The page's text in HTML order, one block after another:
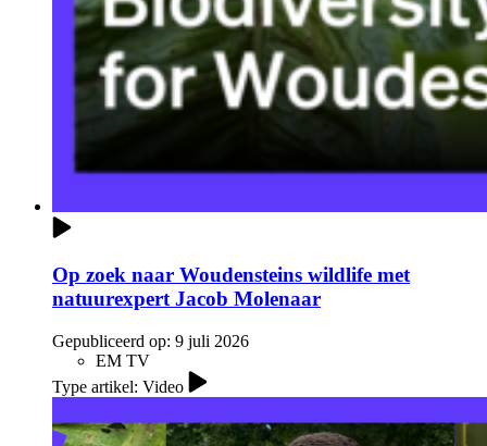
Op zoek naar Woudensteins wildlife met
natuurexpert Jacob Molenaar
Gepubliceerd op: 9 juli 2026
EM TV
Type artikel: Video